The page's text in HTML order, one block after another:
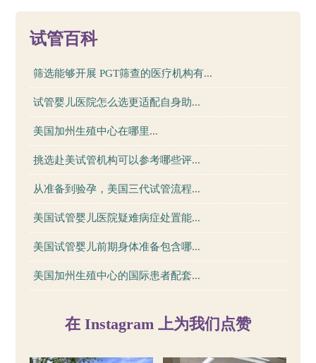
试管百科
筛选能够开展 PGT筛查的医疗机构有...
试管婴儿医院怎么选更适配自身助...
美国加州生殖中心在哪里...
挑选赴美试管机构可以参考哪些评...
从准备到验孕，美国三代试管流程...
美国试管婴儿医院疑难病症处置能...
美国试管婴儿前期身体准备包含哪...
美国加州生殖中心的国际患者配套...
在 Instagram 上为我们点赞